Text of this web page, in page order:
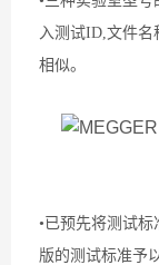
入测试ID,文件名
相似。
•已预先将测试
版的测试标准予